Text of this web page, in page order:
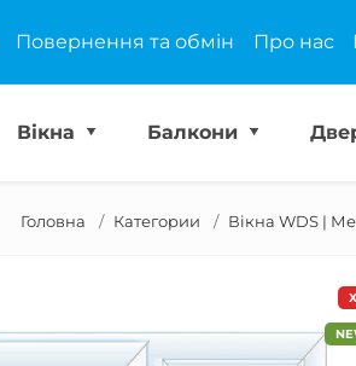
Повернення та обмін Про нас
Вікна Балкони
Головна Категории Вікна WDS |